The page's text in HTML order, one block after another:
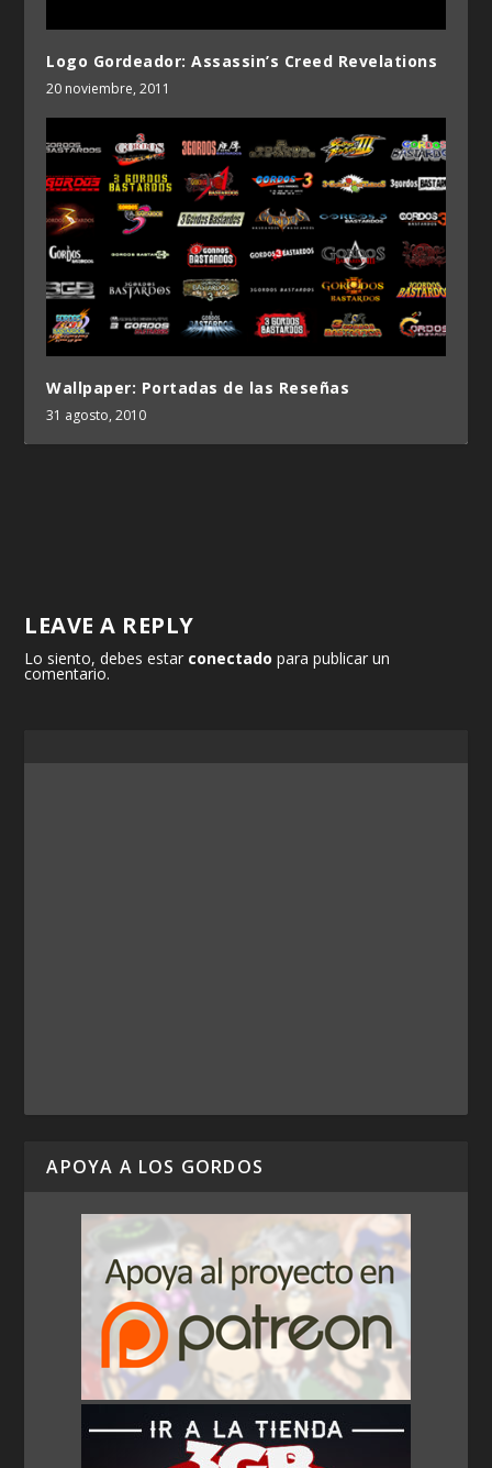
Logo Gordeador: Assassin’s Creed Revelations
20 noviembre, 2011
Wallpaper: Portadas de las Reseñas
31 agosto, 2010
LEAVE A REPLY
Lo siento, debes estar conectado para publicar un
comentario.
APOYA A LOS GORDOS